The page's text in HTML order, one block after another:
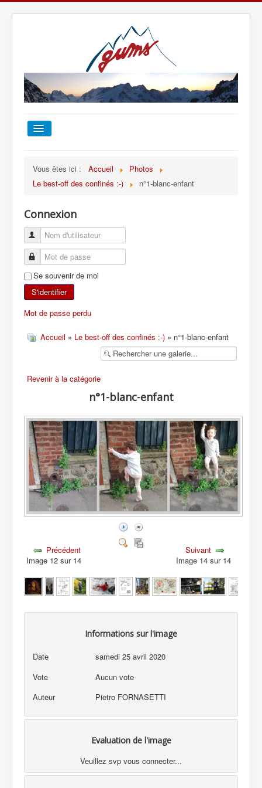
TOUT SUR LE GUMS
ESCALADE
ALPINISME
SKI DE RANDONNÉE
RANDONNÉE SPORTIVE
Vous êtes ici : Accueil
Photos
Le best-off des confinés :-)
n°1-blanc-enfant
Connexion
Se souvenir de moi
S'identifier
Mot de passe perdu
Accueil » Le best-off des confinés :-) » n°1-blanc-enfant
Revenir à la catégorie
n°1-blanc-enfant
Précédent
Image 12 sur 14
Suivant
Image 14 sur 14
Informations sur l'image
Date
samedi 25 avril 2020
Vote
Aucun vote
Auteur
Pietro FORNASETTI
Evaluation de l'image
Veuillez svp vous connecter...